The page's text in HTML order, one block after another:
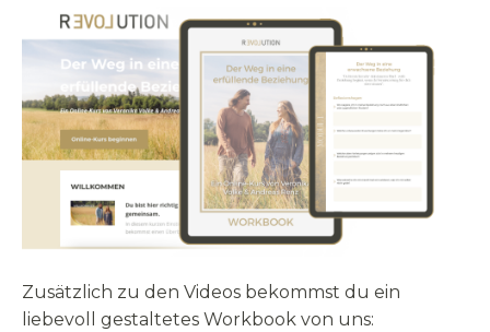
Zusätzlich zu den Videos bekommst du ein
liebevoll gestaltetes Workbook von uns: